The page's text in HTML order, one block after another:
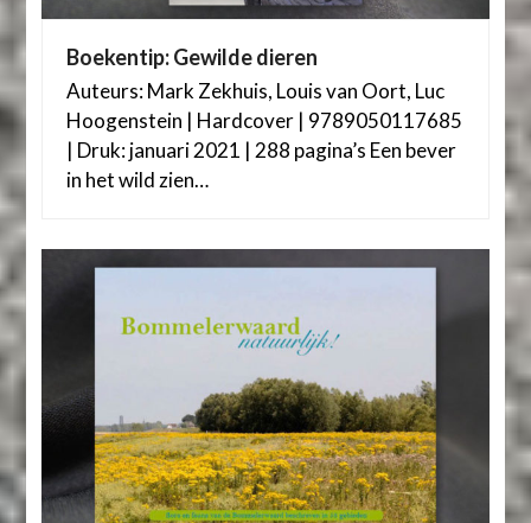
Boekentip: Gewilde dieren
Auteurs: Mark Zekhuis, Louis van Oort, Luc
Hoogenstein | Hardcover | 9789050117685
| Druk: januari 2021 | 288 pagina’s Een bever
in het wild zien…